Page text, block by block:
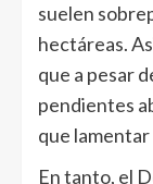
suelen
hectáreas.
que a pesar
pendientes
que lamentar
En tanto, el